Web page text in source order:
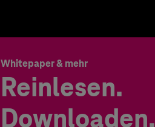
Whitepaper & mehr
Reinlesen.
Downloaden.